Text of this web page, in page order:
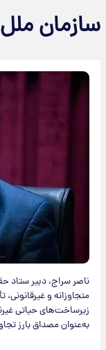
سازمان ملل
ناصر سراج، دبیر ستاد
متجاوزانه و
زیرساخت‌های حیاتی
به‌عنوان مصداق بارز